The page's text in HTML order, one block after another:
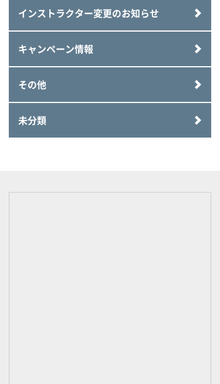
インストラクター変更のお知らせ
キャンペーン情報
その他
未分類